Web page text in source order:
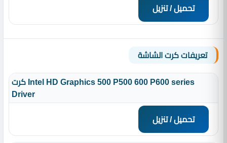
تحميل / تنزيل
تعريفات كرت الشاشة
كرت Intel HD Graphics 500 P500 600 P600 series
Driver
تحميل / تنزيل